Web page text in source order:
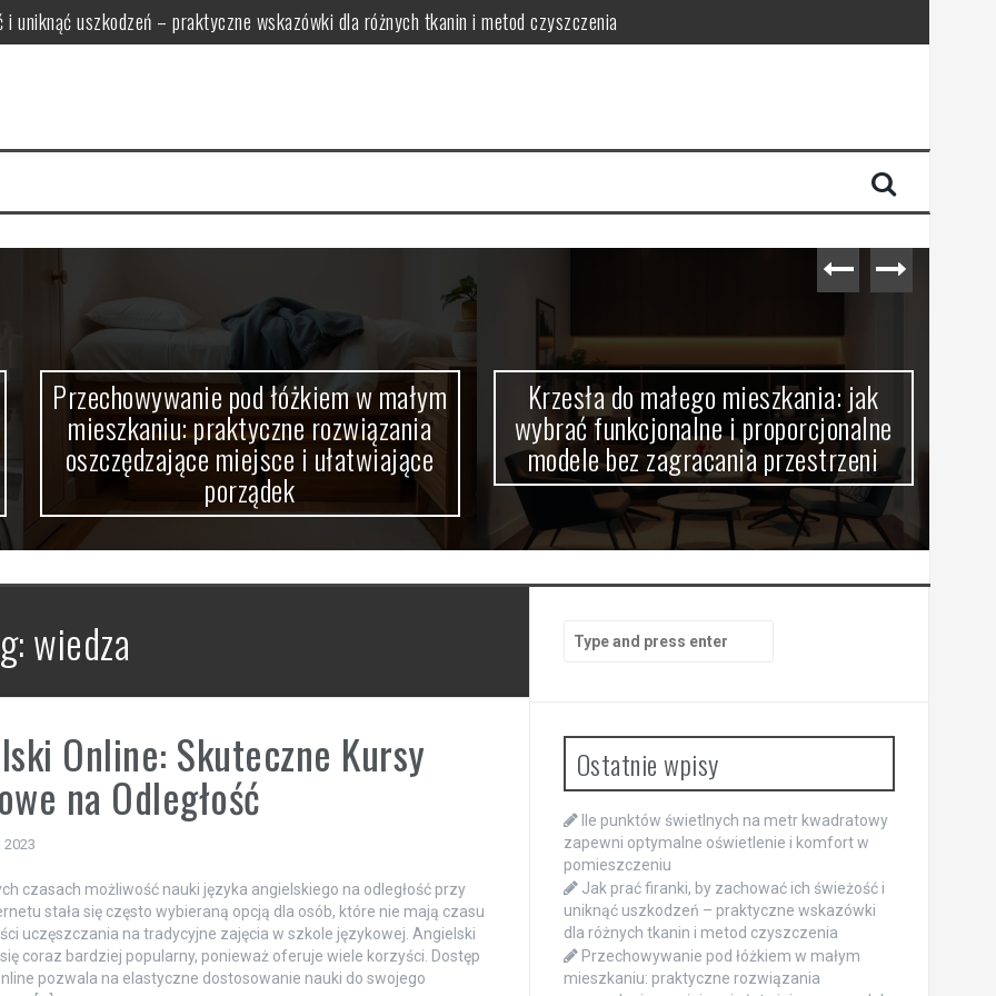
uniknąć uszkodzeń – praktyczne wskazówki dla różnych tkanin i metod czyszczenia
i proporcjonalne modele bez zagracania przestrzeni
światło tworzące relaksującą atmosferę i zapewniające bezpieczeństwo
wybrać funkcjonalne zestawy łączące wygodę i oszczędność miejsca
Przechowywanie pod łóżkiem w małym
mieszkaniu: praktyczne rozwiązania
oszczędzające miejsce i ułatwiające
porządek
Krzesła do małego mieszkania: jak
wybrać funkcjonalne i proporcjonalne
modele bez zagracania przestrzeni
wiedza
Online: Skuteczne Kursy
na Odległość
2023
czasach możliwość nauki języka angielskiego na odległość przy
stała się często wybieraną opcją dla osób, które nie mają czasu
uczęszczania na tradycyjne zajęcia w szkole językowej. Angielski
coraz bardziej popularny, ponieważ oferuje wiele korzyści. Dostęp
pozwala na elastyczne dostosowanie nauki do swojego
Search
for:
Ostatnie wpisy
Ile punktów świetlnych na metr kwadratowy
zapewni optymalne oświetlenie i komfort w
pomieszczeniu
Jak prać firanki, by zachować ich świeżość i
uniknąć uszkodzeń – praktyczne wskazówki
dla różnych tkanin i metod czyszczenia
Przechowywanie pod łóżkiem w małym
mieszkaniu: praktyczne rozwiązania